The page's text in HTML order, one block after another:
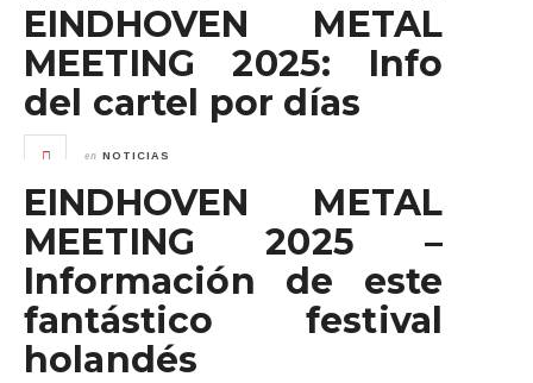
EINDHOVEN METAL
MEETING 2025: Info
del cartel por días
en NOTICIAS
EINDHOVEN METAL
MEETING 2025 –
Información de este
fantástico festival
holandés